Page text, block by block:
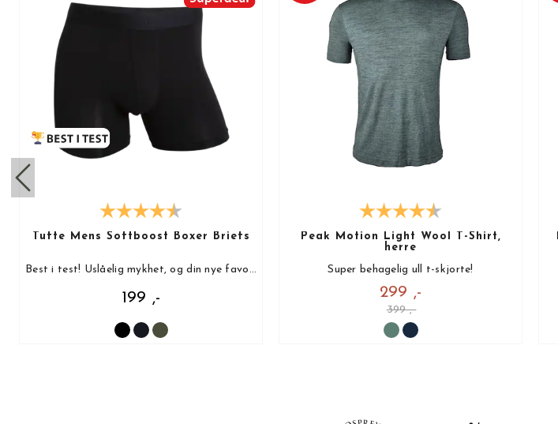
Tufte Mens Softboost Boxer Briefs
Best i test! Uslåelig mykhet, og din nye favoritt!
199 ,-
Peak Motion Light Wool T-Shirt,
herre
Super behagelig ull t-skjorte!
299 ,-
399 ,-